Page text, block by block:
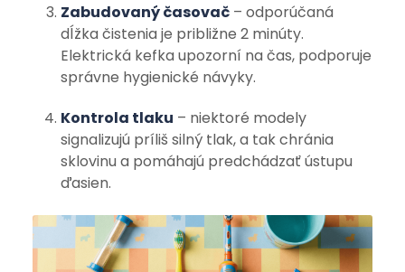
Zabudovaný časovač– odporúčaná
dĺžka čistenia je približne 2 minúty.
Elektrická kefka upozorní na čas, podporuje
správne hygienické návyky.
Kontrola tlaku – niektoré modely
signalizujú príliš silný tlak, a tak chránia
sklovinu a pomáhajú predchádzať ústupu
ďasien.